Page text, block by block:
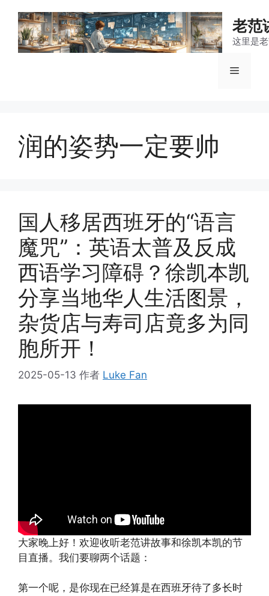
老范
这里是
菜
润的姿势一定要帅
国人移居西班牙的“语言
魔咒”：英语太普及反成
西语学习障碍？徐凯本凯
分享当地华人生活图景，
杂货店与寿司店竟多为同
胞所开！
2025-05-13 作者 Luke Fan
大家晚上好！欢迎收听老范讲故事和徐凯本凯的节
目直播。我们要聊两个话题：
第一个呢，是你现在已经算是在西班牙待了多长时